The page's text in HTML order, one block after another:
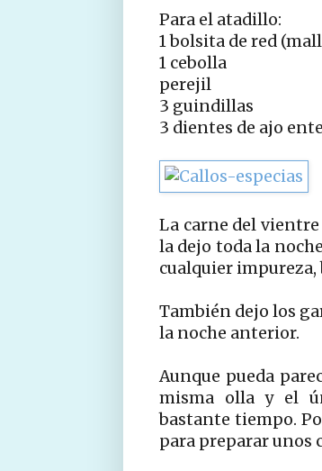
Para el atadillo:
1 bolsita de red
1 cebolla
perejil
3 guindillas
3 dientes de ajo
La carne del
la dejo toda la
cualquier impureza,
También dejo los
la noche anterior.
Aunque pueda
misma olla y el
bastante tiempo.
para preparar unos